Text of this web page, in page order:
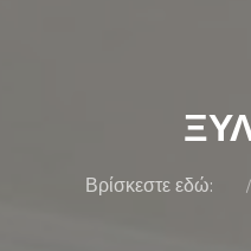
Βρίσκεστε εδώ: